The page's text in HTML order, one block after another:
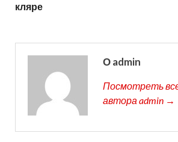
кляре
О admin
Посмотреть
автора admin →